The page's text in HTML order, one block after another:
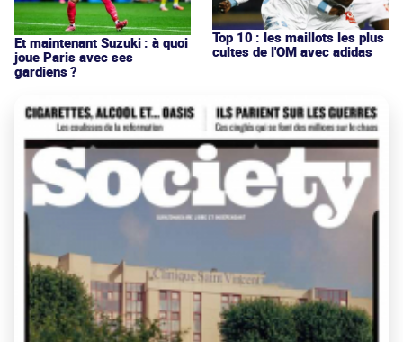
Et maintenant Suzuki : à quoi
joue Paris avec ses
gardiens ?
Top 10 : les maillots les plus
cultes de l'OM avec adidas